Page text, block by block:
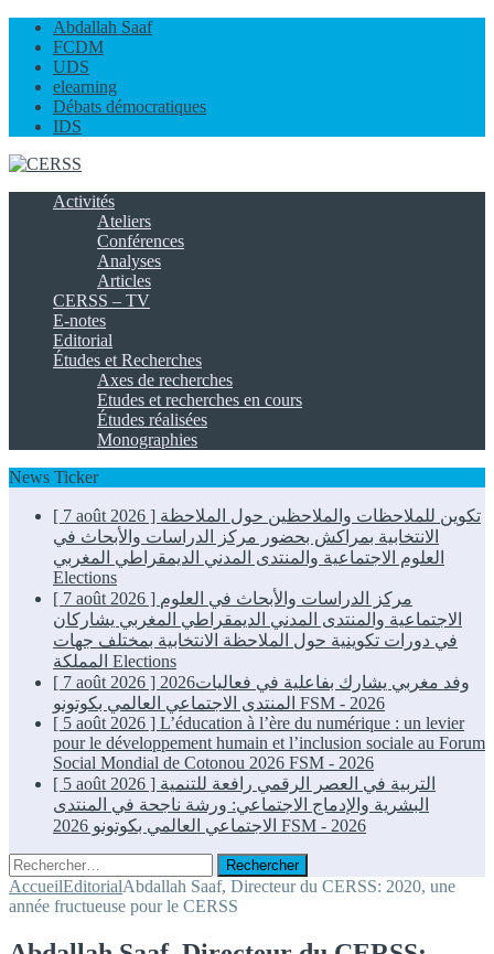
Abdallah Saaf
FCDM
UDS
elearning
Débats démocratiques
IDS
Activités
Ateliers
Conférences
Analyses
Articles
CERSS – TV
E-notes
Editorial
Études et Recherches
Axes de recherches
Etudes et recherches en cours
Études réalisées
Monographies
News Ticker
[ 7 août 2026 ] تكوين للملاحظات والملاحظين حول الملاحظة
الانتخابية بمراكش بحضور مركز الدراسات والأبحاث في
العلوم الاجتماعية والمنتدى المدني الديمقراطي المغربي
Elections
[ 7 août 2026 ] مركز الدراسات والأبحاث في العلوم
الاجتماعية والمنتدى المدني الديمقراطي المغربي يشاركان
في دورات تكوينية حول الملاحظة الانتخابية بمختلف جهات
Elections
[ 7 août 2026 ] 2026وفد مغربي يشارك بفاعلية في فعاليات
FSM - 2026
[ 5 août 2026 ] L’éducation à l’ère du numérique : un levier
pour le développement humain et l’inclusion sociale au Forum
Social Mondial de Cotonou 2026 FSM - 2026
[ 5 août 2026 ] التربية في العصر الرقمي رافعة للتنمية
البشرية والإدماج الاجتماعي: ورشة ناجحة في المنتدى
FSM - 2026
Rechercher :
AccueilEditorialAbdallah Saaf, Directeur du CERSS: 2020, une
année fructueuse pour le CERSS